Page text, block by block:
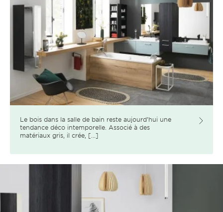
Le bois dans la salle de bain reste aujourd’hui une
tendance déco intemporelle. Associé à des
matériaux gris, il crée, [...]